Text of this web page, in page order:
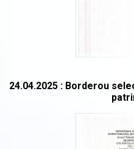
24.04.2025 : Borderou